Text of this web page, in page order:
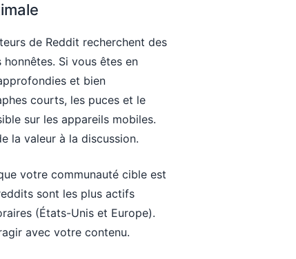
de Reddit recherchent des
Si vous êtes en
et bien
courts, les puces et le
sur les appareils mobiles.
la valeur à la discussion.
votre communauté cible est
sont les plus actifs
(États-Unis et Europe).
avec votre contenu.